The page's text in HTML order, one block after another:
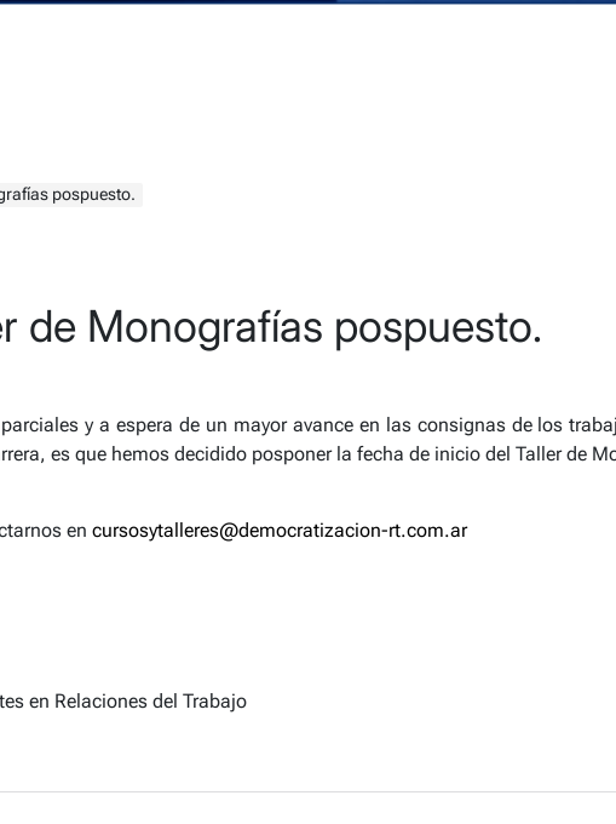
pospuesto.
de Monografías pospuesto.
y a espera de un mayor avance en las consignas de los
es que hemos decidido posponer la fecha de inicio del Taller de
en cursosytalleres@democratizacion-rt.com.ar
en Relaciones del Trabajo